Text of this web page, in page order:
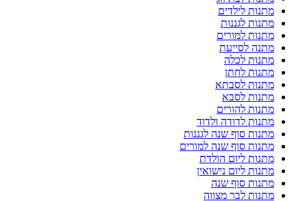
מתנות לילדים
מתנות לגננות
מתנות למורים
מתנה לסייעת
מתנות לכלה
מתנות לחתן
מתנות לסבתא
מתנות לסבא
מתנות להורים
מתנות לדודה ולדוד
מתנות סוף שנה לגננות
מתנות סוף שנה למורים
מתנות ליום הולדת
מתנות ליום נישואין
מתנות סוף שנה
מתנות לבר מצווה